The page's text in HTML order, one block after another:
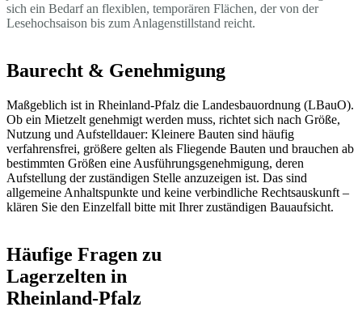
sich ein Bedarf an flexiblen, temporären Flächen, der von der
Lesehochsaison bis zum Anlagenstillstand reicht.
Baurecht & Genehmigung
Maßgeblich ist in Rheinland-Pfalz die Landesbauordnung (LBauO).
Ob ein Mietzelt genehmigt werden muss, richtet sich nach Größe,
Nutzung und Aufstelldauer: Kleinere Bauten sind häufig
verfahrensfrei, größere gelten als Fliegende Bauten und brauchen ab
bestimmten Größen eine Ausführungsgenehmigung, deren
Aufstellung der zuständigen Stelle anzuzeigen ist. Das sind
allgemeine Anhaltspunkte und keine verbindliche Rechtsauskunft –
klären Sie den Einzelfall bitte mit Ihrer zuständigen Bauaufsicht.
Häufige Fragen zu
Lagerzelten in
Rheinland-Pfalz